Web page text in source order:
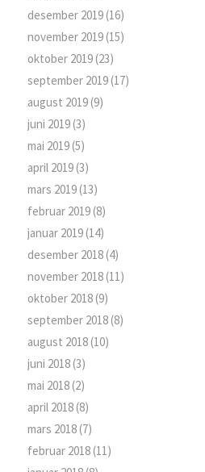
desember 2019(16)
november 2019(15)
oktober 2019(23)
september 2019(17)
august 2019(9)
juni 2019(3)
mai 2019(5)
april 2019(3)
mars 2019(13)
februar 2019(8)
januar 2019(14)
desember 2018(4)
november 2018(11)
oktober 2018(9)
september 2018(8)
august 2018(10)
juni 2018(3)
mai 2018(2)
april 2018(8)
mars 2018(7)
februar 2018(11)